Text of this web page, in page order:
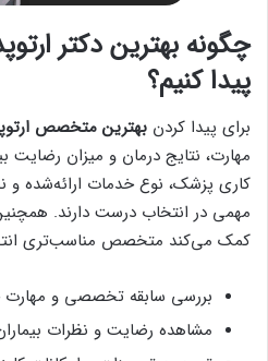
چگونه بهترین دکتر
پیدا کنیم؟
برای پیدا کردن بهترین متخصص
مهارت، نتایج درمان و میزان رضایت
کاری پزشک، نوع خدمات ارائه‌شده و
مهمی در انتخاب درست دارند.
کمک می‌کند متخصص مناسب‌تری
بررسی سابقه تخصصی و مهارت
مشاهده رضایت و نظرات